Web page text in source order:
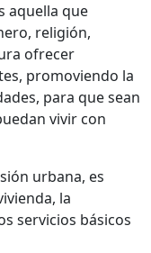
aquella que
religión,
ofrecer
promoviendo la
para que sean
vivir con
urbana, es
la
servicios básicos